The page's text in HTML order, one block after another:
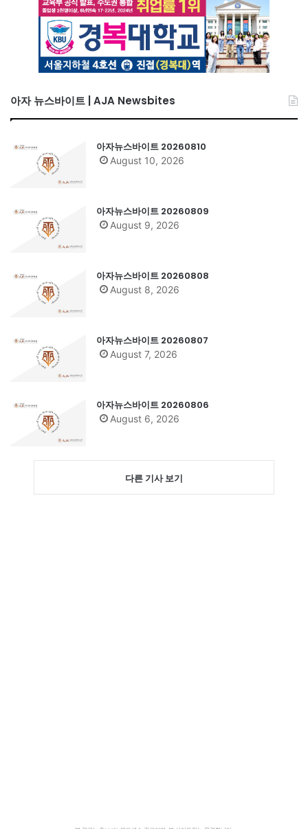
아자 뉴스바이트 | AJA Newsbites
아자뉴스바이트 20260810
August 10, 2026
아자뉴스바이트 20260809
August 9, 2026
아자뉴스바이트 20260808
August 8, 2026
아자뉴스바이트 20260807
August 7, 2026
아자뉴스바이트 20260806
August 6, 2026
다른 기사 보기